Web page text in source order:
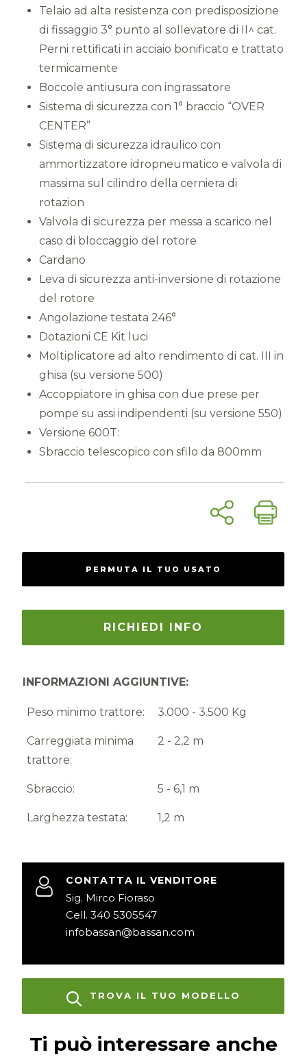
PERMUTA IL TUO USATO
RICHIEDI INFO
INFORMAZIONI AGGIUNTIVE:
Peso minimo trattore: 3.000 - 3.500 Kg
Carreggiata minima
trattore:
2 - 2,2 m
Sbraccio: 5 - 6,1 m
Larghezza testata: 1,2 m
CONTATTA IL VENDITORE
Sig. Mirco Fioraso
Cell. 340 5305547
infobassan@bassan.com
TROVA IL TUO MODELLO
Telaio ad alta resistenza con predisposizione
di fissaggio 3° punto al sollevatore di II^ cat.
Perni rettificati in acciaio bonificato e trattato
termicamente
Boccole antiusura con ingrassatore
Sistema di sicurezza con 1° braccio “OVER
CENTER”
Sistema di sicurezza idraulico con
ammortizzatore idropneumatico e valvola di
massima sul cilindro della cerniera di
rotazion
Valvola di sicurezza per messa a scarico nel
caso di bloccaggio del rotore
Cardano
Leva di sicurezza anti-inversione di rotazione
del rotore
Angolazione testata 246°
Dotazioni CE Kit luci
Moltiplicatore ad alto rendimento di cat. III in
ghisa (su versione 500)
Accoppiatore in ghisa con due prese per
pompe su assi indipendenti (su versione 550)
Versione 600T:
Sbraccio telescopico con sfilo da 800mm
Ti può interessare anche